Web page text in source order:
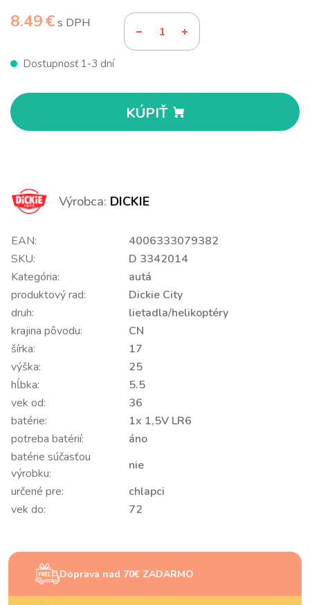
8.49 €s DPH
Dostupnosť 1-3 dní
KÚPIŤ
Výrobca: DICKIE
EAN:
4006333079382
SKU:
D 3342014
Kategória:
autá
produktový rad:
Dickie City
druh:
lietadla/helikoptéry
krajina pôvodu:
CN
šírka:
17
výška:
25
hĺbka:
5.5
vek od:
36
batérie:
1x 1,5V LR6
potreba batérií:
áno
batérie súčasťou
výrobku:
nie
určené pre:
chlapci
vek do:
72
Doprava nad 70€ ZADARMO